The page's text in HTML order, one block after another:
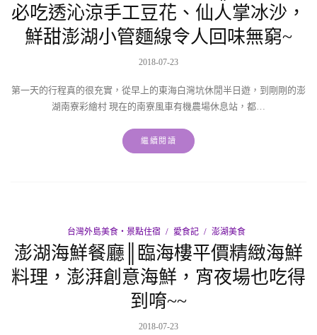
必吃透沁涼手工豆花、仙人掌冰沙，
鮮甜澎湖小管麵線令人回味無窮~
2018-07-23
第一天的行程真的很充實，從早上的東海白灣坑休閒半日遊，到剛剛的澎
湖南寮彩繪村 現在的南寮風車有機農場休息站，都…
繼續閱讀
台灣外島美食‧景點住宿 愛食記 澎湖美食
澎湖海鮮餐廳║臨海樓平價精緻海鮮
料理，澎湃創意海鮮，宵夜場也吃得
到唷~~
2018-07-23